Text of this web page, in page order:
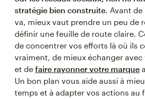
stratégie bien construite. Avant
va, mieux vaut prendre un peu de
définir une feuille de route claire.
de concentrer vos efforts là où ils
vraiment, de mieux échanger
et de faire rayonner votre marque
Un bon plan vous aide aussi à
temps et à adapter vos actions au